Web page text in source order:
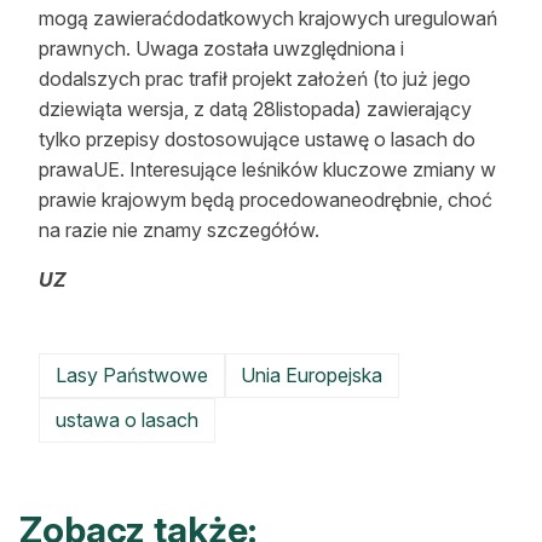
mogą zawieraćdodatkowych krajowych uregulowań
prawnych. Uwaga została uwzględniona i
dodalszych prac trafił projekt założeń (to już jego
dziewiąta wersja, z datą 28listopada) zawierający
tylko przepisy dostosowujące ustawę o lasach do
prawaUE. Interesujące leśników kluczowe zmiany w
prawie krajowym będą procedowaneodrębnie, choć
na razie nie znamy szczegółów.
UZ
Lasy Państwowe
Unia Europejska
ustawa o lasach
Zobacz także: